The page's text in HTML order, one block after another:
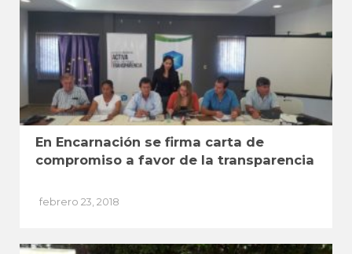
En Encarnación se firma carta de
compromiso a favor de la transparencia
febrero 23, 2018